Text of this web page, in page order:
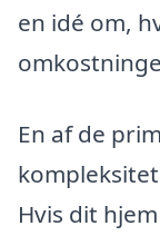
en idé om,
En af de
Hvis dit